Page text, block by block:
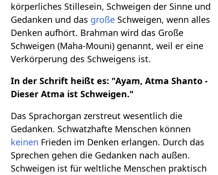
körperliches Stillesein, Schweigen der Sinne und
Gedanken und das große Schweigen, wenn alles
Denken aufhört. Brahman wird das Große
Schweigen (Maha-Mouni) genannt, weil er eine
Verkörperung des Schweigens ist.
In der Schrift heißt es: "Ayam, Atma Shanto -
Dieser Atma ist Schweigen."
Das Sprachorgan zerstreut wesentlich die
Gedanken. Schwatzhafte Menschen können
keinen Frieden im Denken erlangen. Durch das
Sprechen gehen die Gedanken nach außen.
Schweigen ist für weltliche Menschen praktisch